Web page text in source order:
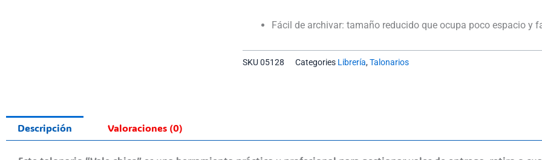
Fácil de archivar: tamaño reducido que ocupa poco espacio y
SKU05128 Categories Librería,Talonarios
Descripción Valoraciones (0)